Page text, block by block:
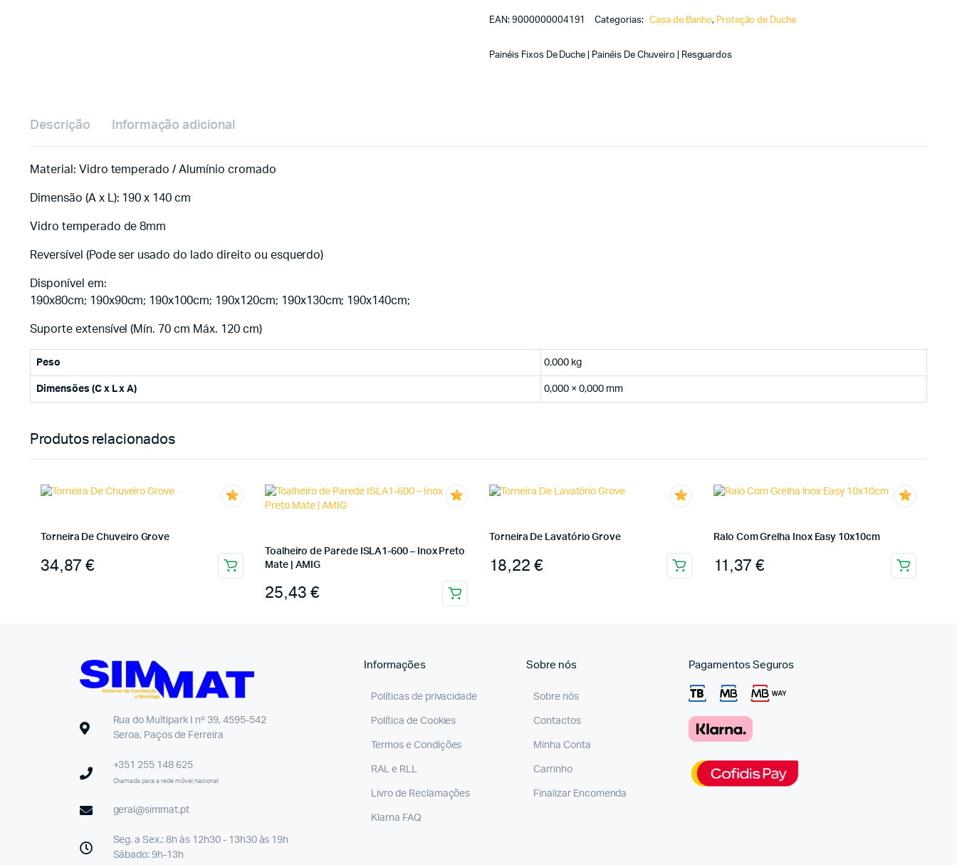
EAN: 9000000004191 Categorias: Casa de Banho, Proteção de Duche
Painéis Fixos De Duche | Painéis De Chuveiro | Resguardos
Descrição Informação adicional
Material: Vidro temperado / Alumínio cromado
Dimensão (A x L): 190 x 140 cm
Vidro temperado de 8mm
Reversível (Pode ser usado do lado direito ou esquerdo)
Disponível em:
190x80cm; 190x90cm; 190x100cm; 190x120cm; 190x130cm; 190x140cm;
Suporte extensível (Mín. 70 cm Máx. 120 cm)
Peso 0,000 kg
Dimensões (C x L x A) 0,000 × 0,000 mm
Produtos relacionados
Torneira De Chuveiro Grove
34,87 €
Toalheiro de Parede ISLA1-600 – Inox Preto
Mate | AMIG
25,43 €
Torneira De Lavatório Grove
18,22 €
Ralo Com Grelha Inox Easy 10x10cm
11,37 €
Rua do Multipark I nº 39, 4595-542
Seroa, Paços de Ferreira
+351 255 148 625
Chamada para a rede móvel nacional
geral@simmat.pt
Seg. a Sex.: 8h às 12h30 - 13h30 às 19h
Sábado: 9h-13h
Informações
Políticas de privacidade
Política de Cookies
Termos e Condições
RAL e RLL
Livro de Reclamações
Klarna FAQ
Sobre nós
Sobre nós
Contactos
Minha Conta
Carrinho
Finalizar Encomenda
Pagamentos Seguros